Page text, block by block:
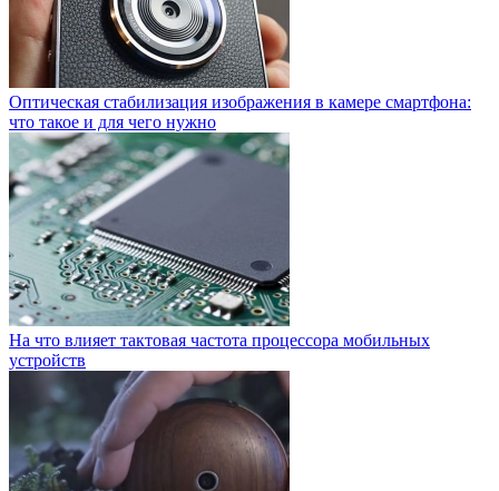
Оптическая стабилизация изображения в камере смартфона:
что такое и для чего нужно
На что влияет тактовая частота процессора мобильных
устройств